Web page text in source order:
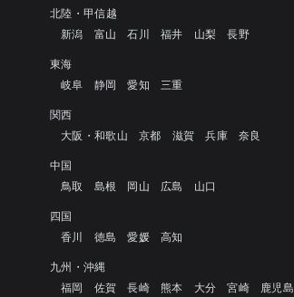
北陸・甲信越
新潟
富山 石川 福井 山梨 長野
東海
岐阜
静岡 愛知 三重
関西
大阪・和歌山
京都 滋賀 兵庫 奈良
中国
鳥取
島根 岡山 広島 山口
四国
香川
徳島 愛媛 高知
九州・沖縄
福岡
佐賀 長崎 熊本 大分 宮崎 鹿児島